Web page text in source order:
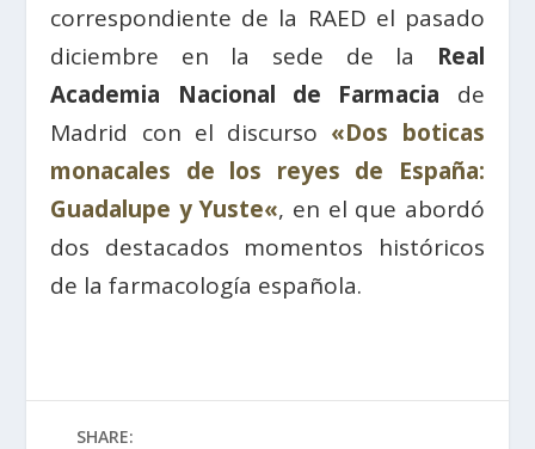
correspondiente de la RAED el pasado
diciembre en la sede de la Real
Academia Nacional de Farmacia de
Madrid con el discurso «Dos boticas
monacales de los reyes de España:
Guadalupe y Yuste«, en el que abordó
dos destacados momentos históricos
de la farmacología española.
SHARE: